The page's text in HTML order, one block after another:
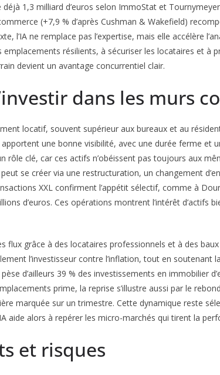
1,3 milliard d’euros selon ImmoStat et
(+7,9 % d’après Cushman & Wakefield)
l’IA ne remplace pas l’expertise, mais elle accélère
emplacements résilients, à sécuriser les locataires et à
devient un avantage concurrentiel clair.
dans les murs
locatif, souvent supérieur aux bureaux et au
une bonne visibilité, avec une durée ferme et
rôle clé, car ces actifs n’obéissent pas toujours aux
se créer via une restructuration, un changement
XXL confirment l’appétit sélectif, comme à
d’euros. Ces opérations montrent l’intérêt d’actifs
flux grâce à des locataires professionnels et à des
l’investisseur contre l’inflation, tout en soutenant
d’ailleurs 39 % des investissements en immobilier
prime, la reprise s’illustre aussi par le
marquée sur un trimestre. Cette dynamique reste
aide alors à repérer les micro-marchés qui tirent la
et risques